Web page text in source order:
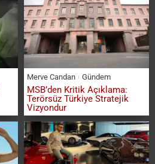
Merve Candan Gündem
MSB’den Kritik Açıklama:
Terörsüz Türkiye Stratejik
Vizyondur